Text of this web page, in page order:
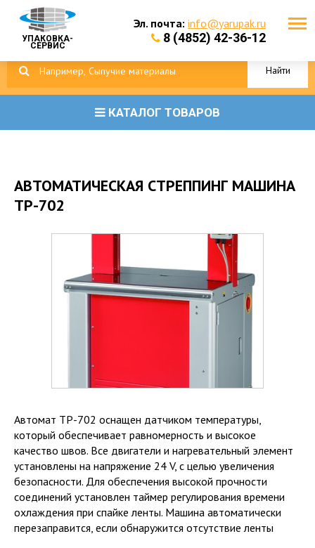
УПАКОВКА-
СЕРВИС
Эл. почта: info@yarupak.ru
8 (4852) 42-36-12
Найти
КАТАЛОГ ТОВАРОВ
АВТОМАТИЧЕСКАЯ СТРЕППИНГ МАШИНА
TP-702
Автомат ТР-702 оснащен датчиком температуры,
который обеспечивает равномерность и высокое
качество швов. Все двигатели и нагревательный элемент
установлены на напряжение 24 V, с целью увеличения
безопасности. Для обеспечения высокой прочности
соединений установлен таймер регулирования времени
охлаждения при спайке ленты. Машина автоматически
перезаправится, если обнаружится отсутствие ленты